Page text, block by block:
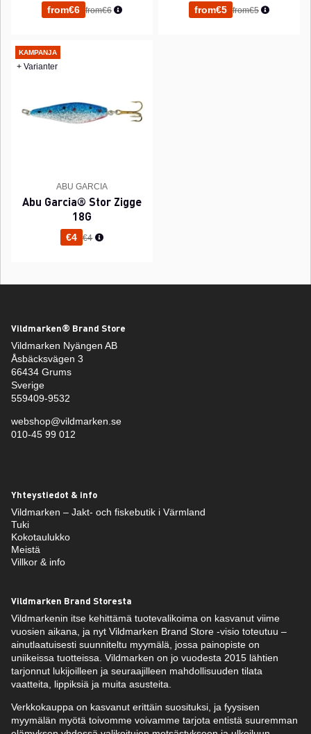
from€6 Normaali hinta
from€6 from€5 Normaali hinta
from€5
KAMPANJA
+ Varianter
ABU GARCIA
Abu Garcia® Stor Zigge
18G
€4 Normaali hinta
€4
Vildmarken® Brand Store
Vildmarken Nyängen AB
Åsbäcksvägen 3
66434 Grums
Sverige
559409-9532
webshop@vildmarken.se
010-45 99 012
Yhteystiedot & info
Vildmarken – Jakt- och fiskebutik i Värmland
Tuki
Kokotaulukko
Meistä
Villkor & info
Vildmarken Brand Storesta
Vildmarkenin itse kehittämä tuotevalikoima on kasvanut viime
vuosien aikana, ja nyt Vildmarken Brand Store -visio toteutuu –
ainutlaatuisesti suunniteltu myymälä, jossa painopiste on
uniikeissa tuotteissa. Vildmarken on jo vuodesta 2015 lähtien
tarjonnut lukijoilleen ja seuraajilleen mahdollisuuden tilata
vaatteita, lippiksiä ja muita asusteita.
Verkkokauppa on kasvanut erittäin suosituksi, ja fyysisen
myymälän myötä toivomme voivamme tarjota entistä suuremman